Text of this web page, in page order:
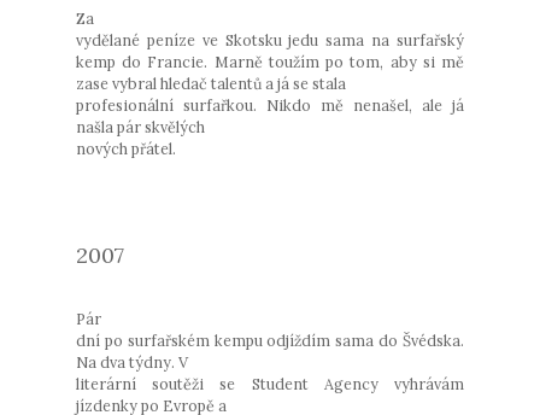
Za
vydělané peníze ve Skotsku jedu sama na surfařský
kemp do Francie. Marně toužím po tom, aby si mě
zase vybral hledač talentů a já se stala
profesionální surfařkou. Nikdo mě nenašel, ale já
našla pár skvělých
nových přátel.
2007
Pár
dní po surfařském kempu odjíždím sama do Švédska.
Na dva týdny. V
literární soutěži se Student Agency vyhrávám
jízdenky po Evropě a